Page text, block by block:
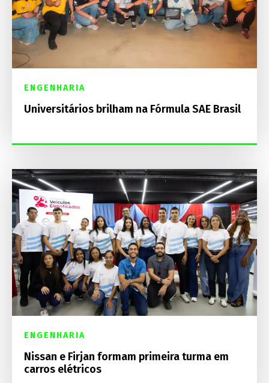
ENGENHARIA
Universitários brilham na Fórmula SAE Brasil
ENGENHARIA
Nissan e Firjan formam primeira turma em
carros elétricos